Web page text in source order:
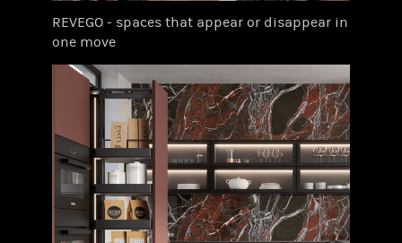
REVEGO - spaces that appear or disappear in
one move